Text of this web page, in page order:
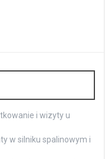
i wizyty u
w silniku spalinowym i